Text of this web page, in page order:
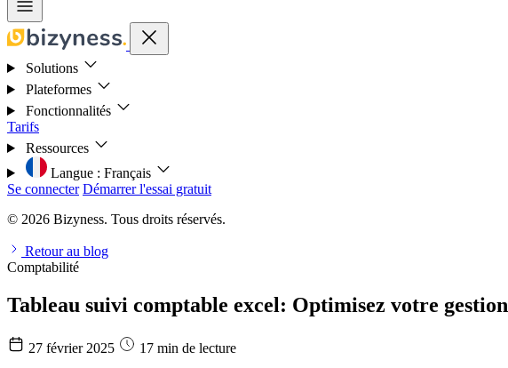
Solutions
Plateformes
Fonctionnalités
Tarifs
Ressources
Langue : Français
Se connecter Démarrer l'essai gratuit
© 2026 Bizyness. Tous droits réservés.
Retour au blog
Comptabilité
Tableau suivi comptable excel: Optimisez votre gestion
27 février 2025
17 min de lecture